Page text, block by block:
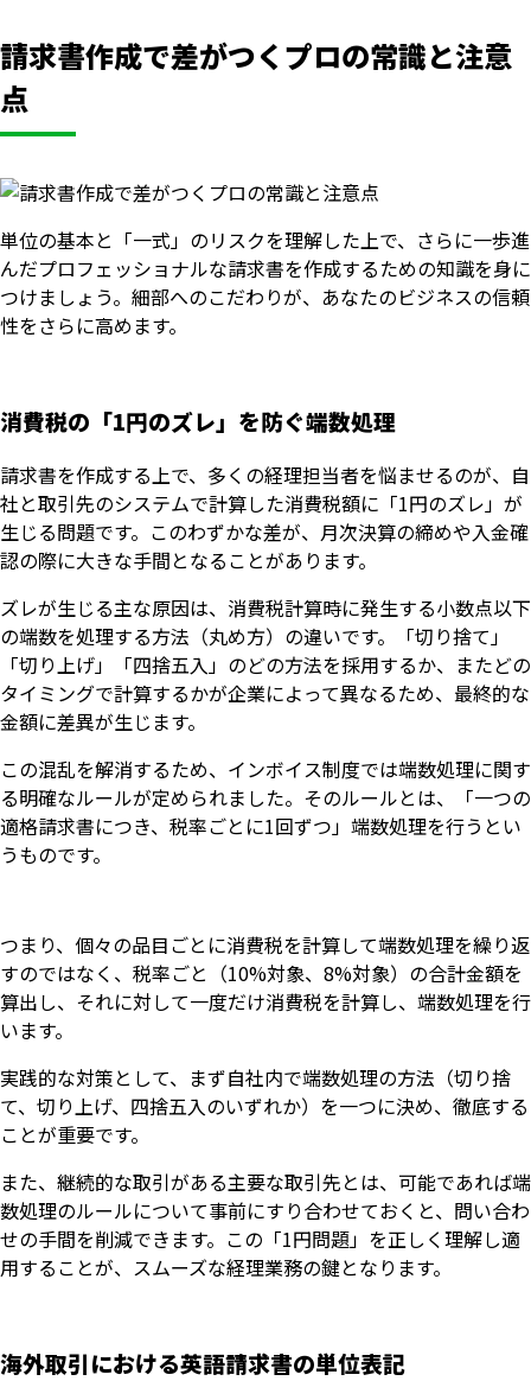
請求書作成で差がつくプロの常識と注意
点
単位の基本と「一式」のリスクを理解した上で、さらに一歩進
んだプロフェッショナルな請求書を作成するための知識を身に
つけましょう。細部へのこだわりが、あなたのビジネスの信頼
性をさらに高めます。
消費税の「1円のズレ」を防ぐ端数処理
請求書を作成する上で、多くの経理担当者を悩ませるのが、自
社と取引先のシステムで計算した消費税額に「1円のズレ」が
生じる問題です。このわずかな差が、月次決算の締めや入金確
認の際に大きな手間となることがあります。
ズレが生じる主な原因は、消費税計算時に発生する小数点以下
の端数を処理する方法（丸め方）の違いです。「切り捨て」
「切り上げ」「四捨五入」のどの方法を採用するか、またどの
タイミングで計算するかが企業によって異なるため、最終的な
金額に差異が生じます。
この混乱を解消するため、インボイス制度では端数処理に関す
る明確なルールが定められました。そのルールとは、「一つの
適格請求書につき、税率ごとに1回ずつ」端数処理を行うとい
うものです。
つまり、個々の品目ごとに消費税を計算して端数処理を繰り返
すのではなく、税率ごと（10%対象、8%対象）の合計金額を
算出し、それに対して一度だけ消費税を計算し、端数処理を行
います。
実践的な対策として、まず自社内で端数処理の方法（切り捨
て、切り上げ、四捨五入のいずれか）を一つに決め、徹底する
ことが重要です。
また、継続的な取引がある主要な取引先とは、可能であれば端
数処理のルールについて事前にすり合わせておくと、問い合わ
せの手間を削減できます。この「1円問題」を正しく理解し適
用することが、スムーズな経理業務の鍵となります。
海外取引における英語請求書の単位表記